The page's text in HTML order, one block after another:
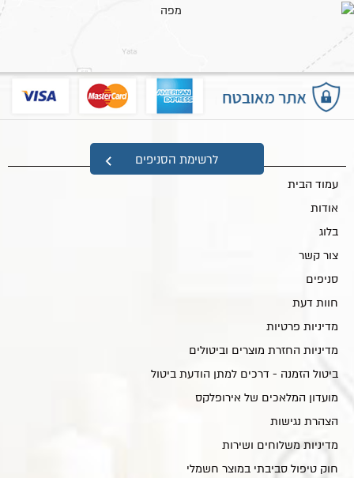
לרשימת הסניפים
מפת אתר
עמוד הבית
אודות
בלוג
צור קשר
סניפים
חוות דעת
מדיניות פרטיות
מדיניות החזרת מוצרים וביטולים
ביטול הזמנה - דרכים למתן הודעת ביטול
מועדון המלאכים של אירופלקס
הצהרת נגישות
מדיניות משלוחים ושירות
חוק טיפול סביבתי במוצר חשמלי